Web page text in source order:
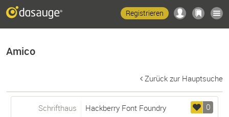
Registrieren
Amico
Zurück zur Hauptsuche
0
Schrifthaus Hackberry Font Foundry